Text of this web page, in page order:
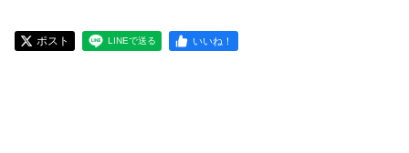
ポスト LINEで送る いいね！